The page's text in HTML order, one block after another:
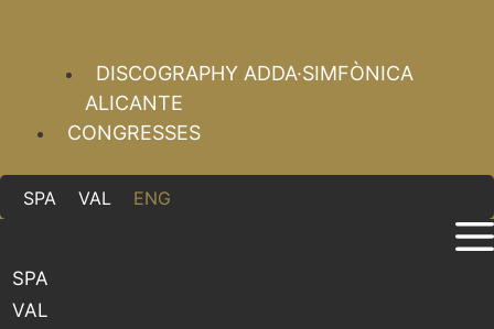
DISCOGRAPHY ADDA·SIMFÒNICA
ALICANTE
CONGRESSES
SPA VAL ENG
SPA
VAL